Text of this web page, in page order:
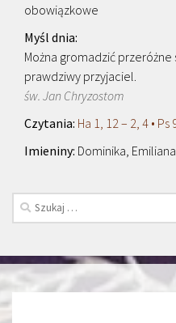
obowiązkowe
Można gromadzić
prawdziwy przyjaciel.
św. Jan Chryzostom
Ha 1, 12 – 2, 4 • Ps
Dominika, Emiliana
Szukaj: